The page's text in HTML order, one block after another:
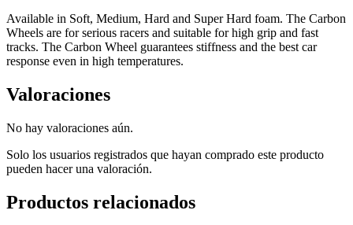
Available in Soft, Medium, Hard and Super Hard foam. The Carbon
Wheels are for serious racers and suitable for high grip and fast
tracks. The Carbon Wheel guarantees stiffness and the best car
response even in high temperatures.
Valoraciones
No hay valoraciones aún.
Solo los usuarios registrados que hayan comprado este producto
pueden hacer una valoración.
Productos relacionados